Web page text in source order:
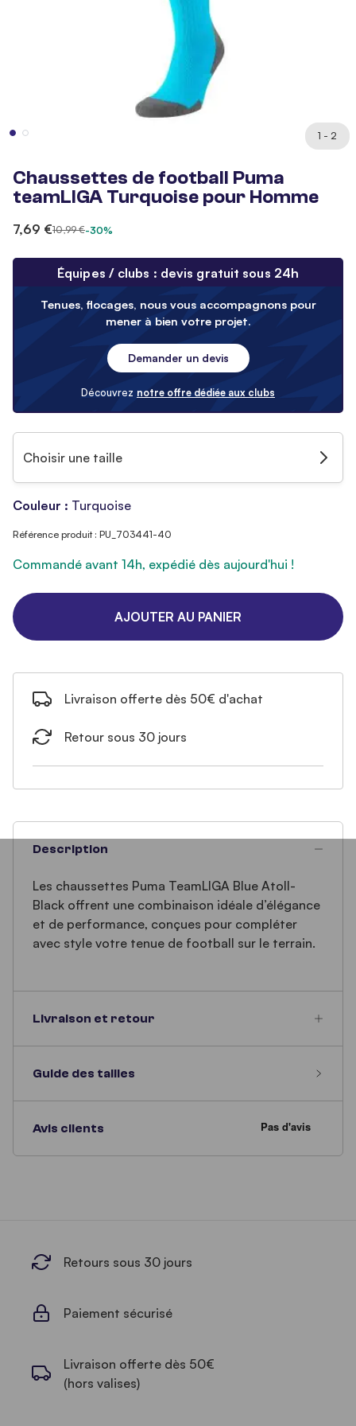
1 - 2
Chaussettes de football Puma
teamLIGA Turquoise pour Homme
7,69 €10,99 €-30%
Équipes / clubs : devis gratuit sous 24h
Tenues, flocages, nous vous accompagnons pour
mener à bien votre projet.
Demander un devis
Découvrez notre offre dédiée aux clubs
Choisir une taille
Couleur : Turquoise
Référence produit : PU_703441-40
Commandé avant 14h, expédié dès aujourd'hui !
AJOUTER AU PANIER
Livraison offerte dès 50€ d'achat
Retour sous 30 jours
Description
Les chaussettes Puma TeamLIGA Blue Atoll-
Black offrent une combinaison idéale d’élégance
et de performance, conçues pour compléter
avec style votre tenue de football sur le terrain.
Livraison et retour
Guide des tailles
Avis clients
Retours sous 30 jours
Paiement sécurisé
Livraison offerte dès 50€
(hors valises)